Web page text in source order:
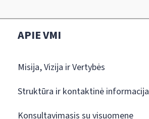
APIE VMI
Misija, Vizija ir Vertybės
Struktūra ir kontaktinė informacija
Konsultavimasis su visuomene